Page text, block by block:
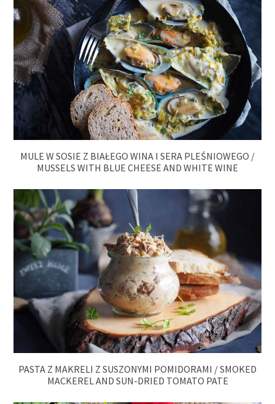
MULE W SOSIE Z BIAŁEGO WINA I SERA PLEŚNIOWEGO /
MUSSELS WITH BLUE CHEESE AND WHITE WINE
PASTA Z MAKRELI Z SUSZONYMI POMIDORAMI / SMOKED
MACKEREL AND SUN-DRIED TOMATO PATE